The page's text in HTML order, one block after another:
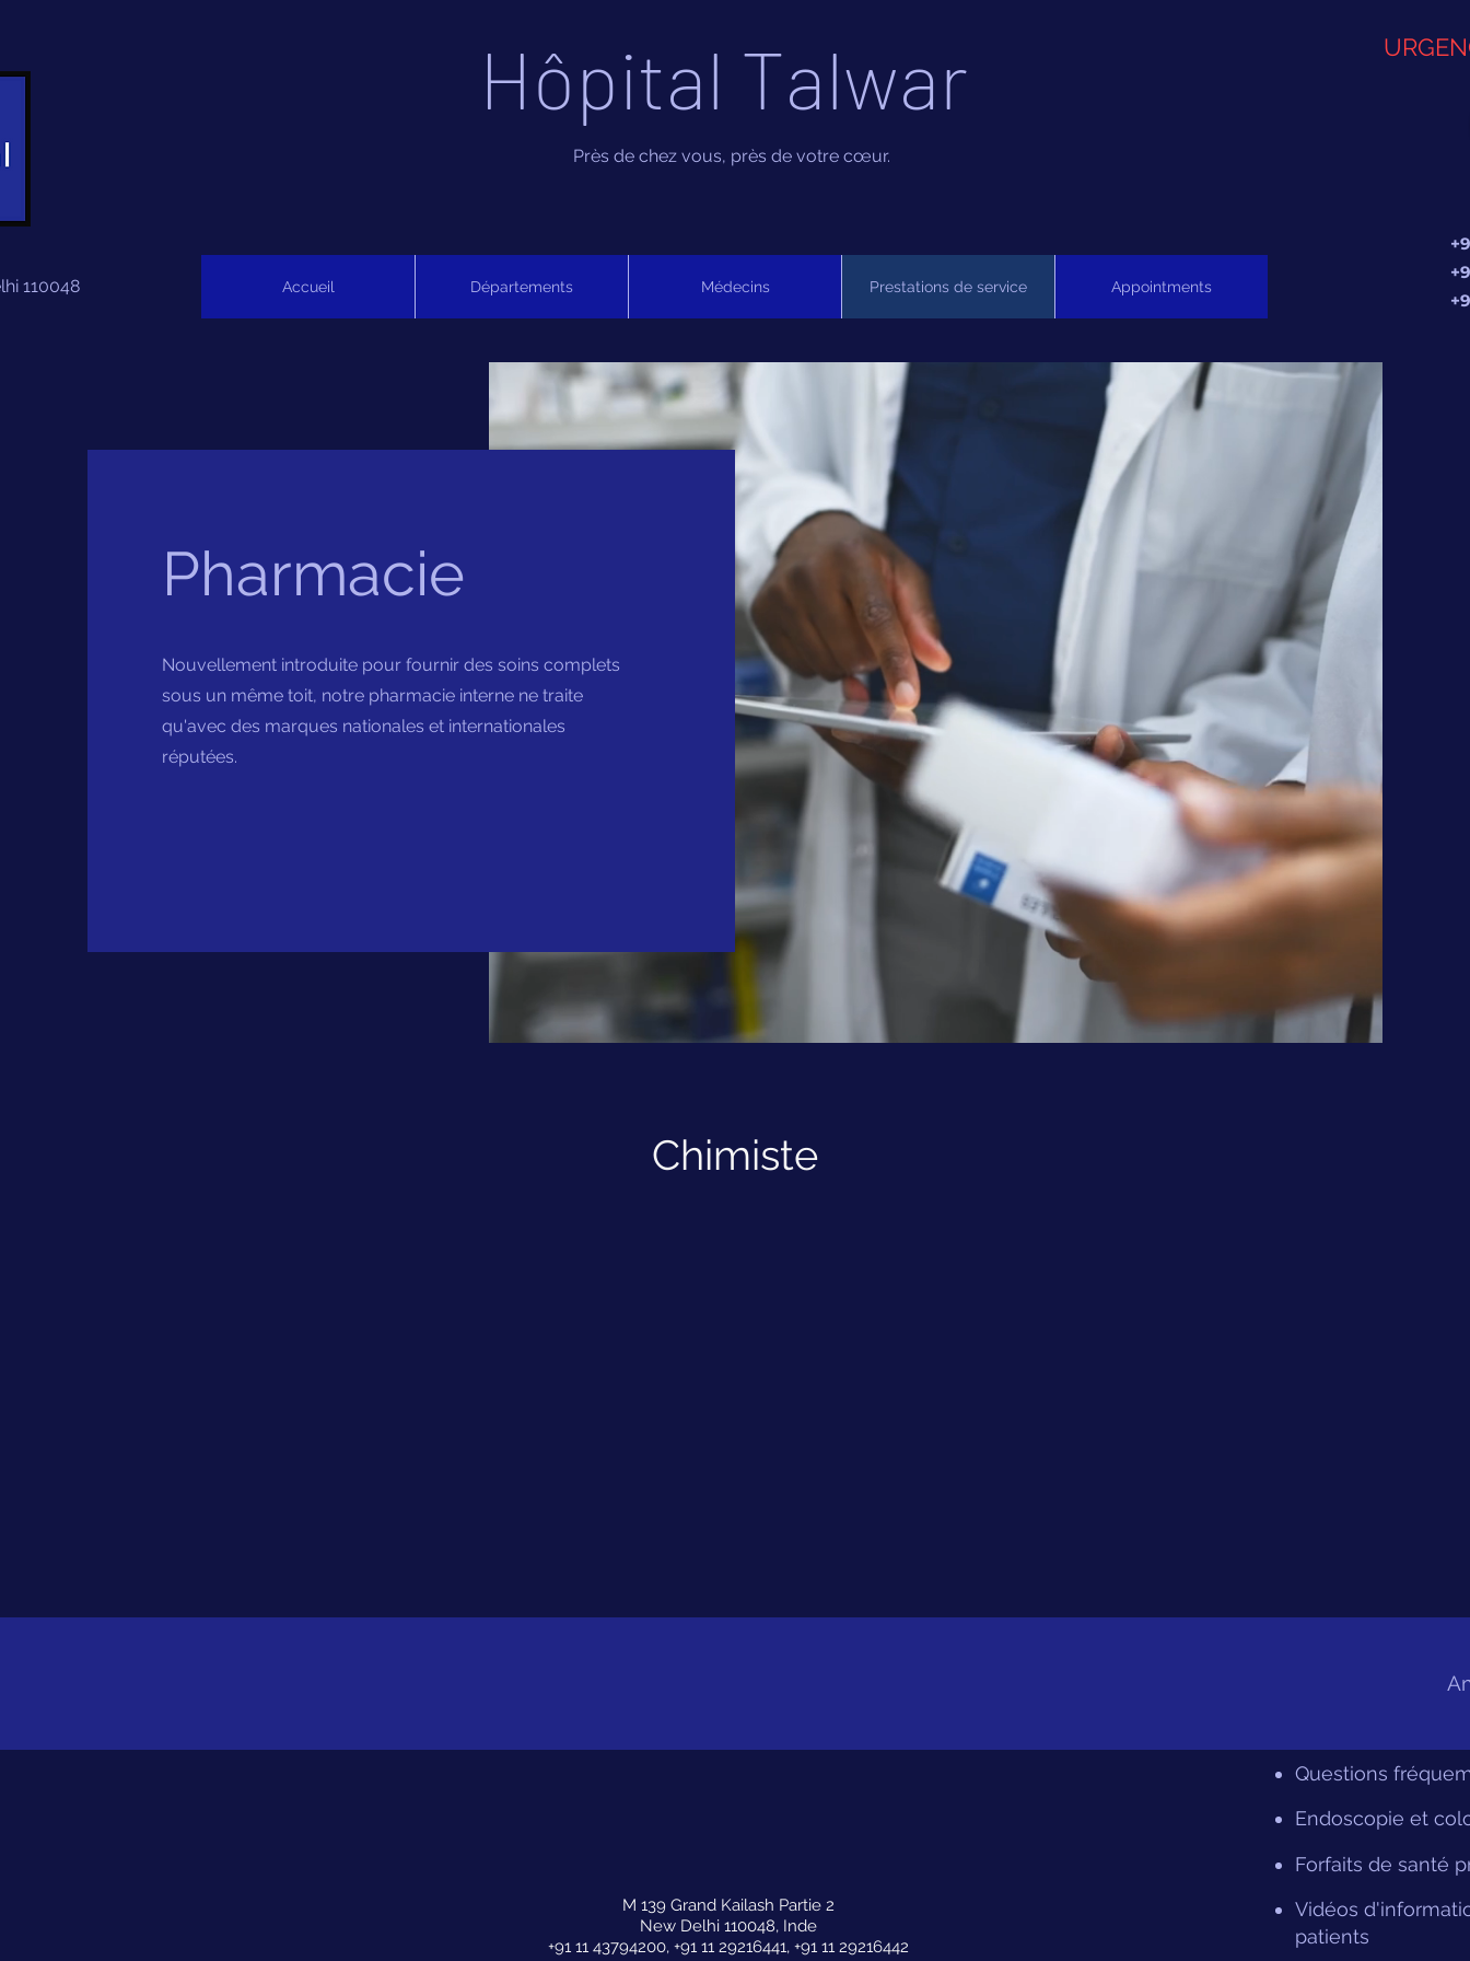
110048
Hôpital Talwar
Près de chez vous, près de votre cœur.
Accueil Départements Médecins Prestations de service Appointments
Pharmacie
Nouvellement introduite pour fournir des soins complets
sous un même toit, notre pharmacie interne ne traite
qu'avec des marques nationales et internationales
réputées.
Chimiste
Questions
Endoscopie et
Forfaits de santé
M 139 Grand Kailash Partie 2
New Delhi 110048, Inde
+91 11 43794200, +91 11 29216441, +91 11 29216442
Vidéos
patients